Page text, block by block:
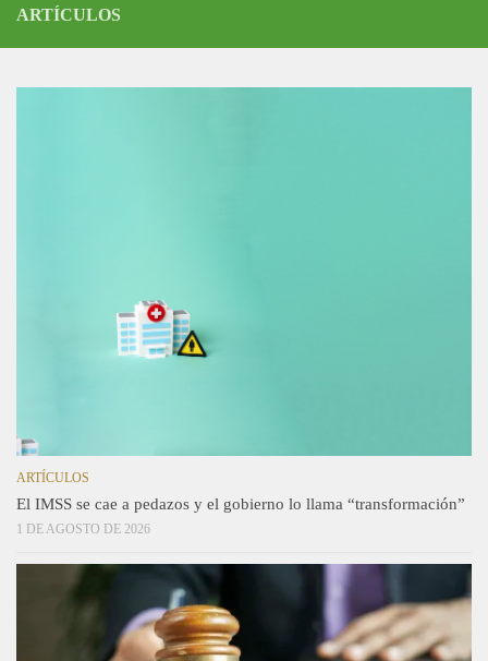
ARTÍCULOS
ARTÍCULOS
El IMSS se cae a pedazos y el gobierno lo llama “transformación”
1 DE AGOSTO DE 2026